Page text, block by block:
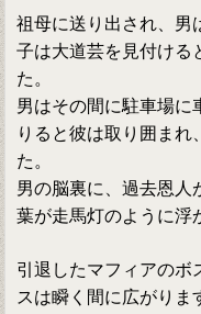
祖母に送り出され、男
子は大道芸を見付ける
た。
男はその間に駐車場に
りると彼は取り囲まれ
た。
男の脳裏に、過去恩人
葉が走馬灯のように浮
引退したマフィアのボ
スは瞬く間に広がりま